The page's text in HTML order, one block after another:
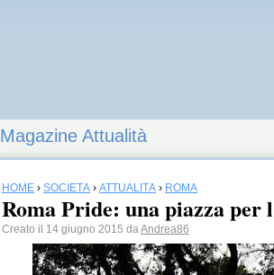
Magazine Attualità
HOME › SOCIETÀ › ATTUALITÀ › ROMA
Roma Pride: una piazza per
Creato il 14 giugno 2015 daAndrea86